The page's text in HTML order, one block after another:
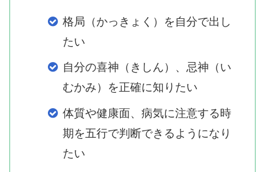
格局（かっきょく）を自分で出し
たい
自分の喜神（きしん）、忌神（い
むかみ）を正確に知りたい
体質や健康面、病気に注意する時
期を五行で判断できるようになり
たい